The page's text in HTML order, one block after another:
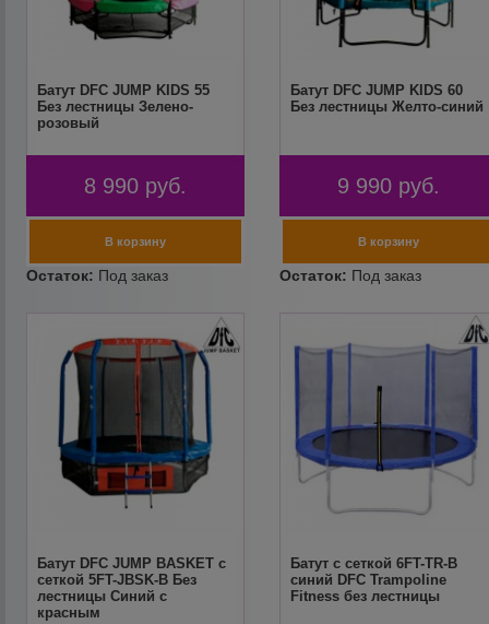
Батут DFC JUMP KIDS 55
Без лестницы Зелено-
розовый
8 990 руб.
Батут DFC JUMP KIDS 60
Без лестницы Желто-синий
9 990 руб.
Батут DFC JUMP BASKET с
сеткой 5FT-JBSK-B Без
лестницы Синий с
красным
Батут с сеткой 6FT-TR-B
синий DFC Trampoline
Fitness без лестницы